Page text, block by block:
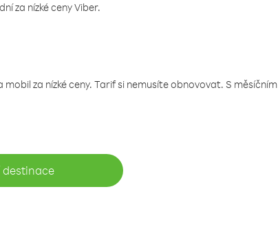
za nízké ceny Viber.
za nízké ceny. Tarif si nemusíte obnovovat. S měsíčním
destinace